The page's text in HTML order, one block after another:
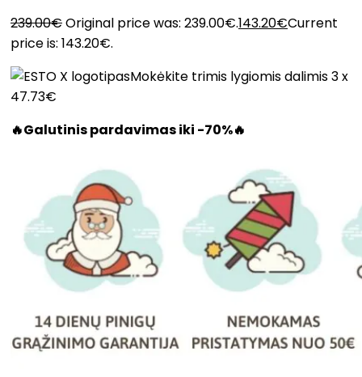
239.00€Original price was: 239.00€.143.20€Current
price is: 143.20€.
Mokėkite trimis lygiomis dalimis 3 x
47.73€
🔥Galutinis pardavimas iki -70%🔥